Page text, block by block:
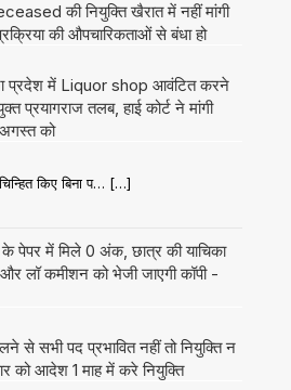
की नियुक्ति खैरात में नहीं मांगी
की औपचारिकताओं से बंधा हो
प्रदेश में Liquor shop आवंटित करने
प्रयागराज तलब, हाई कोर्ट ने मांगी
को
किए बिना प… […]
में मिले 0 अंक, छात्र की याचिका
लॉ कमीशन को भेजी जाएगी कॉपी -
सभी पद प्रभावित नहीं तो नियुक्ति न
को आदेश 1 माह में करे नियुक्ति